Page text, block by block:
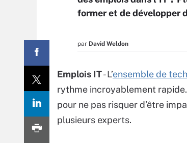
former et de développer
par David Weldon
Emplois IT- L’ensemble de
rythme incroyablement
pour ne pas risquer d’être
plusieurs experts.